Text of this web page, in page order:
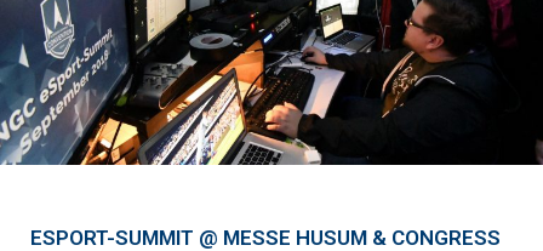
ESPORT-SUMMIT @ MESSE HUSUM & CONGRESS